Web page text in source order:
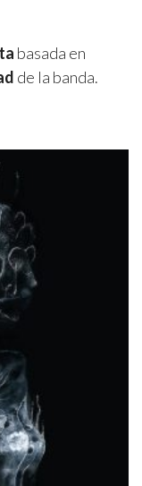
basada en
de la banda.